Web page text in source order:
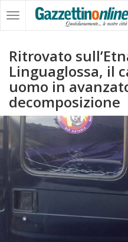
Ritrovato
Linguaglossa, il
uomo in
decomposizione